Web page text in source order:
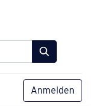
Anmelden